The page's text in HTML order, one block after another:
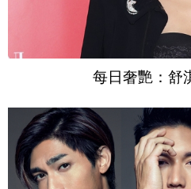
每日奢艷：舒